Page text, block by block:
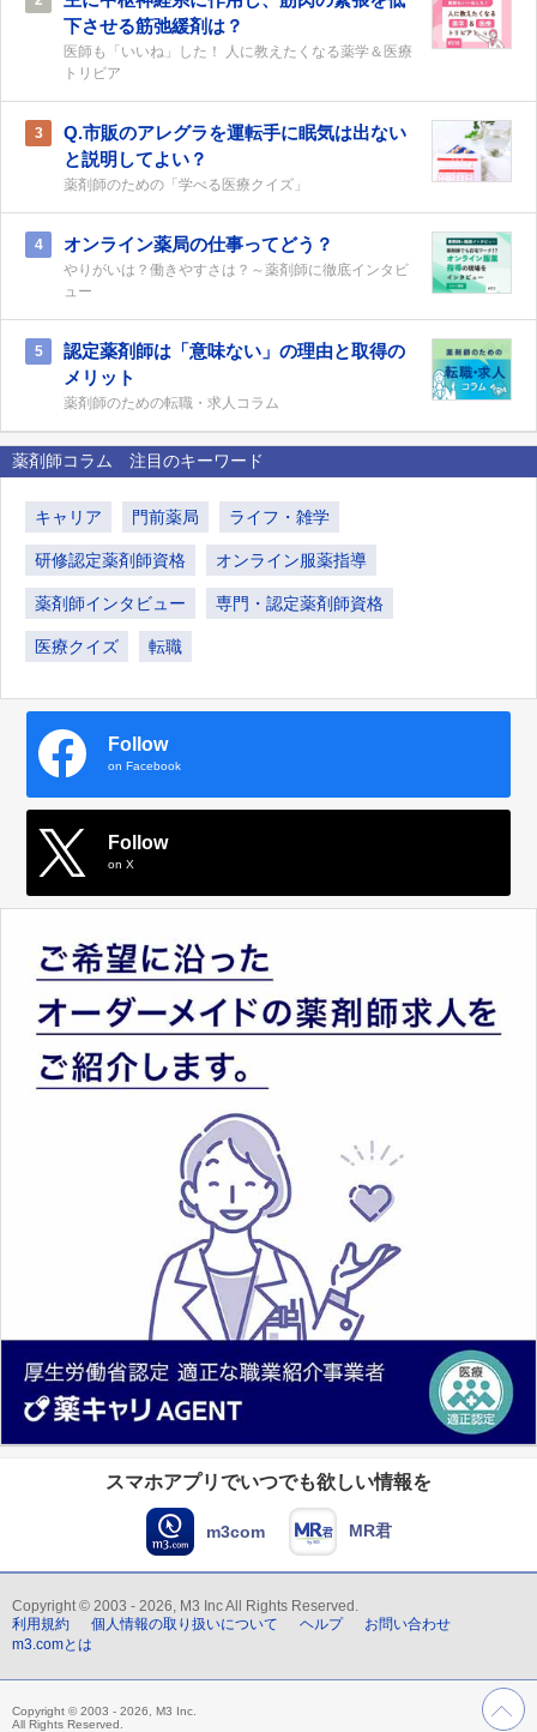
下させる筋弛緩剤は？
医師も「いいね」した！ 人に教えたくなる薬学＆医療
トリビア
3
Q.市販のアレグラを運転手に眠気は出ない
と説明してよい？
薬剤師のための「学べる医療クイズ」
4 オンライン薬局の仕事ってどう？
やりがいは？働きやすさは？～薬剤師に徹底インタビ
ュー
5
認定薬剤師は「意味ない」の理由と取得の
メリット
薬剤師のための転職・求人コラム
薬剤師コラム 注目のキーワード
キャリア 門前薬局 ライフ・雑学
研修認定薬剤師資格 オンライン服薬指導
薬剤師インタビュー 専門・認定薬剤師資格
医療クイズ 転職
Follow
on Facebook
Follow
on X
スマホアプリでいつでも欲しい情報を
m3com MR君
Copyright © 2003 - 2026, M3 Inc All Rights Reserved.
利用規約
個人情報の取り扱いについて ヘルプ
お問い合わせ
m3.comとは
Copyright © 2003 - 2026, M3 Inc.
All Rights Reserved.